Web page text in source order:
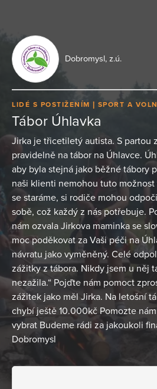
Dobromysl, z.ú.
LIDÉ S POSTIŽENÍM SPORT A
Tábor Úhlavka
Jirka je třicetiletý autista. S partou
pravidelně na tábor na Úhlavce.
aby byla stejná jako běžné tábory
naši klienti nemohou tuto
se staráme, si rodiče mohou
sobě, což každý z nás potřebuje.
nám ozvala Jirkova maminka se
moc poděkovat za Vaši péči na
návratu jako vyměněný. Celé
zážitky z tábora. Nikdy jsem u něj
nezažila.“ Pojďte nám pomoct
zážitek jako měl Jirka. Na letošní
chybí ještě 10.000kč Pomozte
vybrat Budeme rádi za jakoukoli
Dobromysl